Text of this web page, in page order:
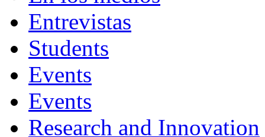
Entrevistas
Students
Events
Events
Research and Innovation